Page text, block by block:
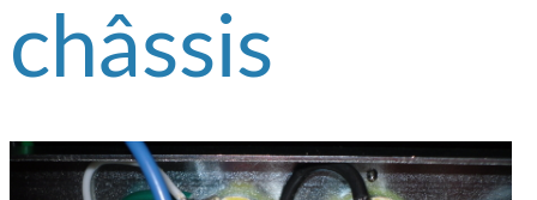
châssis